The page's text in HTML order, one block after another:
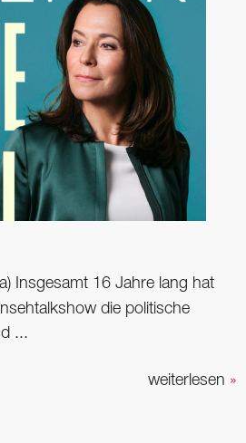
Insgesamt 16 Jahre lang hat
die politische
...
weiterlesen »